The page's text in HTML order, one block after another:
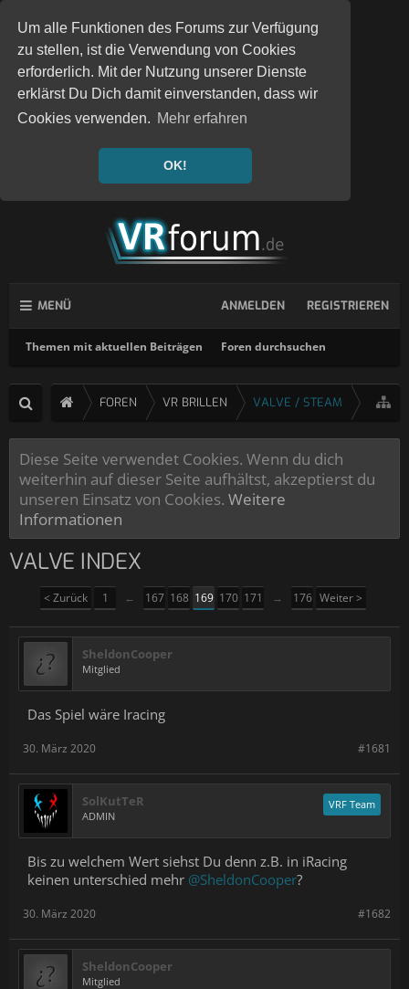
Um alle Funktionen des Forums zur Verfügung
zu stellen, ist die Verwendung von Cookies
erforderlich. Mit der Nutzung unserer Dienste
erklärst Du Dich damit einverstanden, dass wir
Cookies verwenden. Mehr erfahren
OK!
MENÜ
Themen mit aktuellen Beiträgen Foren durchsuchen
ANMELDEN REGISTRIEREN
FOREN VR BRILLEN VALVE / STEAM
Diese Seite verwendet Cookies. Wenn du dich
weiterhin auf dieser Seite aufhältst, akzeptierst du
unseren Einsatz von Cookies. Weitere
Informationen
VALVE INDEX
< Zurück 1 ← 167 168 169 170 171 → 176 Weiter >
SheldonCooper
Mitglied
Das Spiel wäre Iracing
#1681
30. März 2020
SolKutTeR
ADMIN
VRF Team
Bis zu welchem Wert siehst Du denn z.B. in iRacing
keinen unterschied mehr @SheldonCooper?
#1682
30. März 2020
SheldonCooper
Mitglied